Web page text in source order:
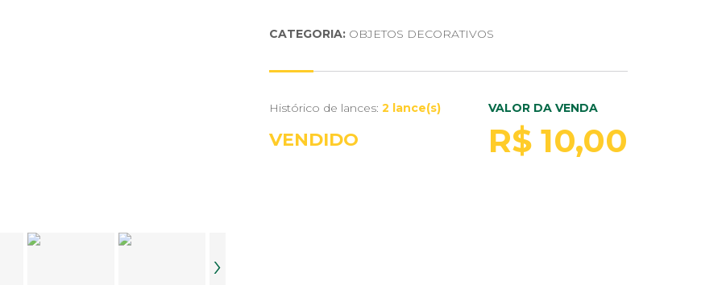
›
CATEGORIA: OBJETOS DECORATIVOS
Histórico de lances: 2 lance(s)
VENDIDO
VALOR DA VENDA
R$ 10,00